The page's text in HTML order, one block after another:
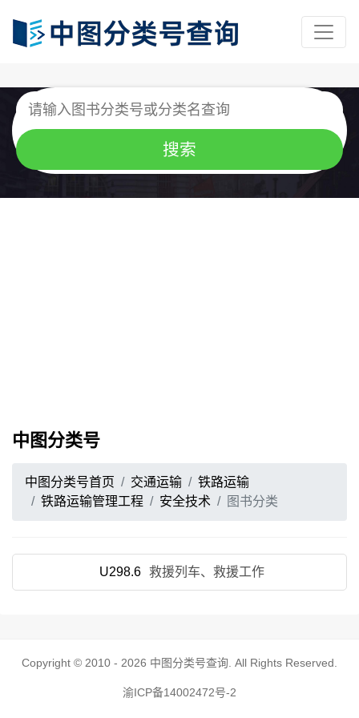
中图分类号
中图分类号首页 交通运输
铁路运输
铁路运输管理工程
安全技术 图书分类
U298.6 救援列车、救援工作
Copyright © 2010 - 2026 中图分类号查询 . All Rights Reserved.
渝ICP备14002472号-2